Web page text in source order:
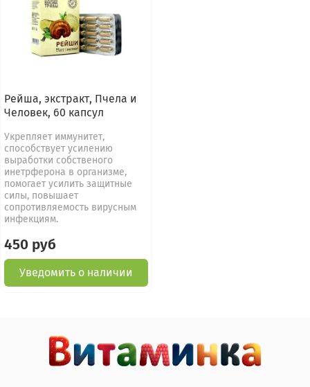
Рейша, экстракт, Пчела и
Человек, 60 капсул
Укрепляет иммунитет,
способствует усилению
выработки собственого
инетрферона в организме,
помогает усилить защитные
силы, повышает
сопротивляемость вирусным
инфекциям.
450 руб
Уведомить о наличии